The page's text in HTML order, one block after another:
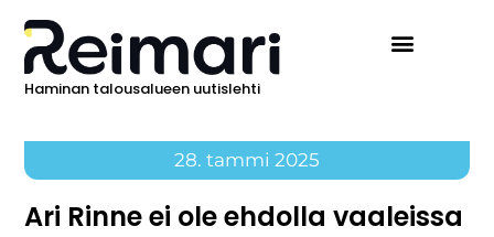
Haminan talousalueen uutislehti
28. tammi 2025
Ari Rinne ei ole ehdolla vaaleissa